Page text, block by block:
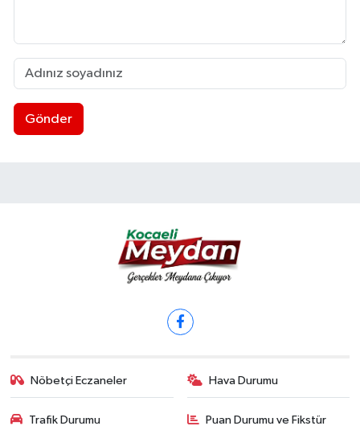
Gönder
Nöbetçi Eczaneler Hava Durumu
Trafik Durumu Puan Durumu ve Fikstür